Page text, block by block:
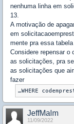
nenhuma linha em
13.
A motivação de
em
mente pra essa
Considere repensar o
as solicitações, pra
as solicitações que
fazer
JeffMalm
11/09/2022